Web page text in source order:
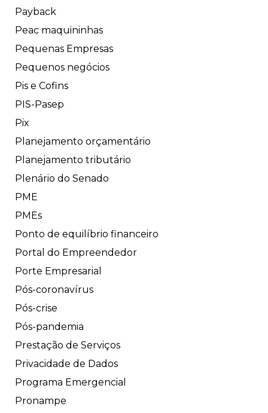
Payback
Peac maquininhas
Pequenas Empresas
Pequenos negócios
Pis e Cofins
PIS-Pasep
Pix
Planejamento orçamentário
Planejamento tributário
Plenário do Senado
PME
PMEs
Ponto de equilíbrio financeiro
Portal do Empreendedor
Porte Empresarial
Pós-coronavírus
Pós-crise
Pós-pandemia
Prestação de Serviços
Privacidade de Dados
Programa Emergencial
Pronampe